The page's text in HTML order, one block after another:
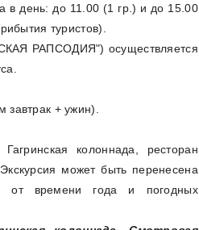
в день: до 11.00 (1 гр.) и до 15.00
туристов).
РАПСОДИЯ") осуществляется
+ ужин).
Гагринская колоннада, ресторан
может быть перенесена
от времени года и погодных